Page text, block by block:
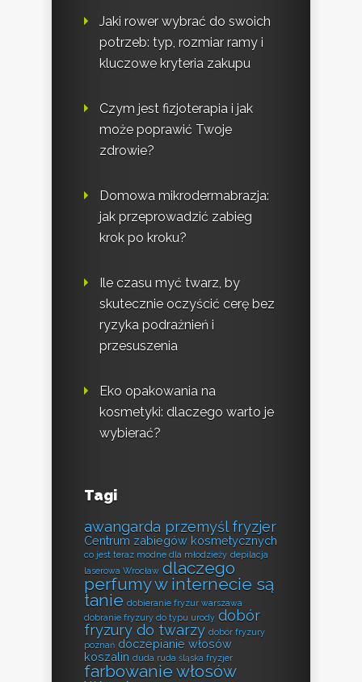
Jaki rower wybrać do swoich
potrzeb: typ, rozmiar ramy i
kluczowe kryteria zakupu
Czym jest fizjoterapia i jak
może poprawić Twoje
zdrowie?
Domowa mikrodermabrazja:
jak przeprowadzić zabieg
krok po kroku?
Ile czasu myć twarz, by
skutecznie oczyścić cerę bez
ryzyka podrażnień i
przesuszenia
Eko opakowania na
kosmetyki: dlaczego warto je
wybierać?
Tagi
awangarda przemyśl fryzjer
Centrum zabiegów kosmetycznych
co jest teraz modne dla młodzieży depilacja
laserowa Wrocław dlaczego
perfumy w internecie są
tanie dobieranie fryzur warszawa
dobranie fryzury do typu urody dobór
fryzury do twarzy dobór fryzury
poznań doczepianie włosów
koszalin duda ruda śląska fryzjer
farbowanie włosów